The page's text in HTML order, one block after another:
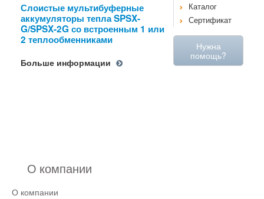
Слоистые мультибуферные
аккумуляторы тепла SPSX-
G/SPSX-2G со встроенным 1 или
2 теплообменниками
Больше информации
Каталог
Сертификат
Нужна
помощь?
О компании
О компании